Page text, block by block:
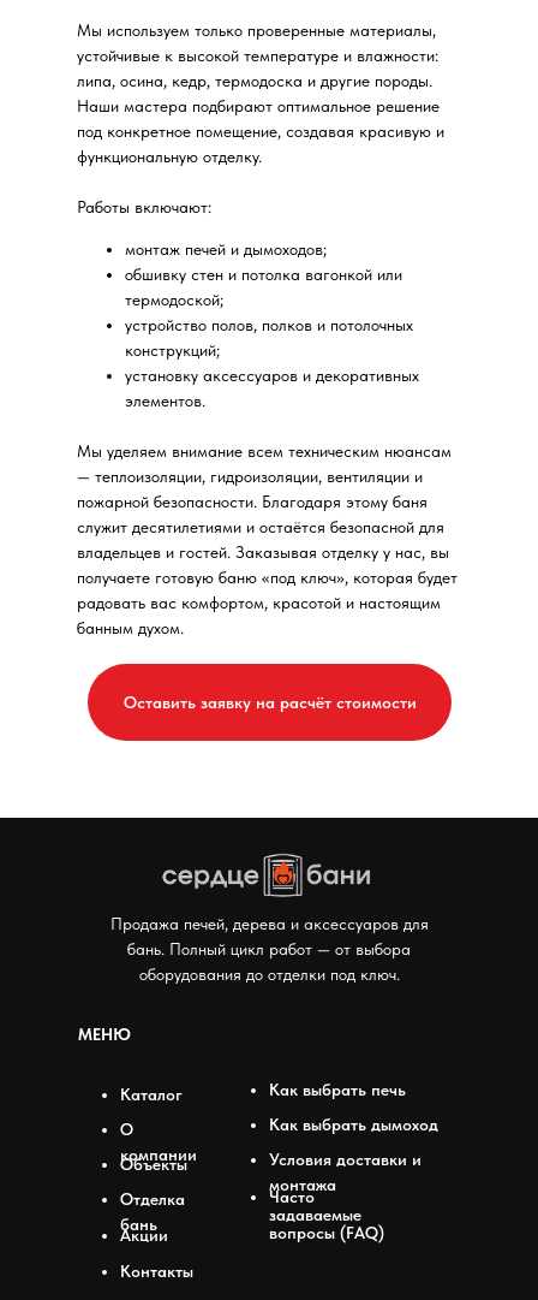
Мы используем только проверенные материалы,
устойчивые к высокой температуре и влажности:
липа, осина, кедр, термодоска и другие породы.
Наши мастера подбирают оптимальное решение
под конкретное помещение, создавая красивую и
функциональную отделку.
Работы включают:
монтаж печей и дымоходов;
обшивку стен и потолка вагонкой или
термодоской;
устройство полов, полков и потолочных
конструкций;
установку аксессуаров и декоративных
элементов.
Мы уделяем внимание всем техническим нюансам
— теплоизоляции, гидроизоляции, вентиляции и
пожарной безопасности. Благодаря этому баня
служит десятилетиями и остаётся безопасной для
владельцев и гостей. Заказывая отделку у нас, вы
получаете готовую баню «под ключ», которая будет
радовать вас комфортом, красотой и настоящим
банным духом.
Оставить заявку на расчёт стоимости
Продажа печей, дерева и аксессуаров для
бань. Полный цикл работ — от выбора
оборудования до отделки под ключ.
Мы в соцсетях:
Каталог
О
компании
Объекты
Отделка
бань
Акции
Как выбрать печь
Как выбрать дымоход
Условия доставки и
монтажа
Часто
задаваемые
вопросы (FAQ)
МЕНЮ
Контакты